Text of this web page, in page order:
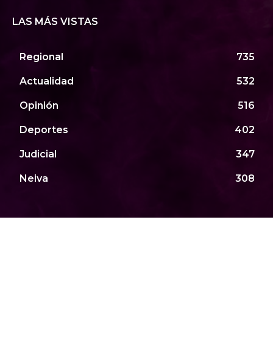
LAS MÁS VISTAS
Regional 735
Actualidad 532
Opinión 516
Deportes 402
Judicial 347
Neiva 308